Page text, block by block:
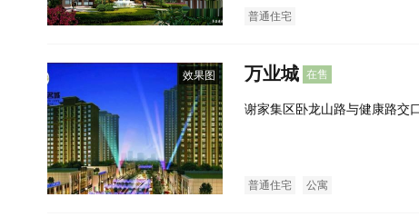
普通住宅
效果图 万业城 在售
谢家集区卧龙山路与健康路交
普通住宅 公寓